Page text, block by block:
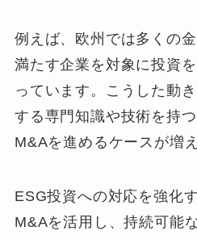
例えば、欧州では多くの
満たす企業を対象に投資
っています。こうした動
する専門知識や技術を持
M&Aを進めるケースが増
ESG投資への対応を強化
M&Aを活用し、持続可能